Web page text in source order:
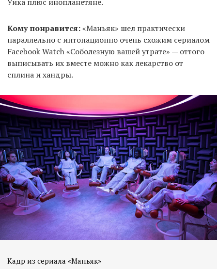
Кому понравится:«Маньяк» шел практически
параллельно с интонационно очень схожим сериалом
Facebook Watch «Соболезную вашей утрате» — оттого
выписывать их вместе можно как лекарство от
сплина и хандры.
Кадр из сериала «Маньяк»